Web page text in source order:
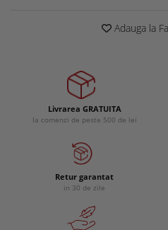
Adauga la
Livrarea GRATUITA
la comenzi de peste 500 de lei
Retur garantat
in 30 de zile